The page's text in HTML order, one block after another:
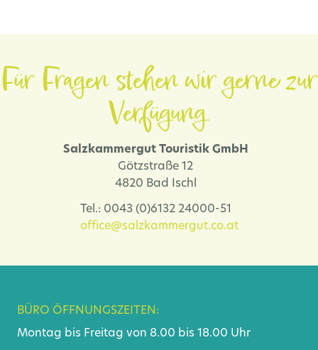
Für Fragen stehen wir gerne zur
Verfügung.
Salzkammergut Touristik GmbH
Götzstraße 12
4820 Bad Ischl
Tel.: 0043 (0)6132 24000-51
office@salzkammergut.co.at
BÜRO ÖFFNUNGSZEITEN:
Montag bis Freitag von 8.00 bis 18.00 Uhr